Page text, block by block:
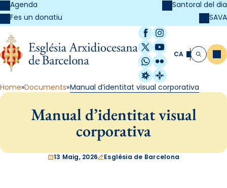
Agenda
Fes un donatiu
Santoral del dia
SAVA
Facebook
Instagram
X / Twitter
YouTube
WhatsApp
Flickr
Radio Estel
Catalunya
CA Cerca
Home Documents Manual d’identitat visual corporativa
Manual d’identitat visual
corporativa
13 Maig, 2026 Església de Barcelona